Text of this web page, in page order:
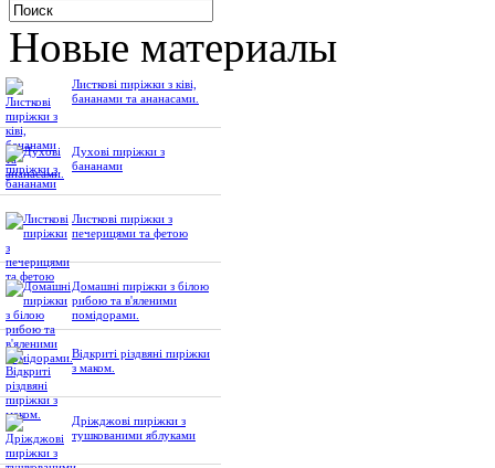
Новые материалы
Листкові пиріжки з ківі,
бананами та ананасами.
Духові пиріжки з
бананами
Листкові пиріжки з
печерицями та фетою
Домашні пиріжки з білою
рибою та в'яленими
помідорами.
Відкриті різдвяні пиріжки
з маком.
Дріжджові пиріжки з
тушкованими яблуками